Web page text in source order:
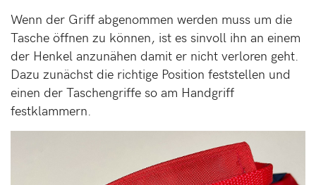
Wenn der Griff abgenommen werden muss um die
Tasche öffnen zu können, ist es sinvoll ihn an einem
der Henkel anzunähen damit er nicht verloren geht.
Dazu zunächst die richtige Position feststellen und
einen der Taschengriffe so am Handgriff
festklammern.